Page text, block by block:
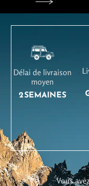
Délai de livraison
moyen
2 SEMAINES
Vous